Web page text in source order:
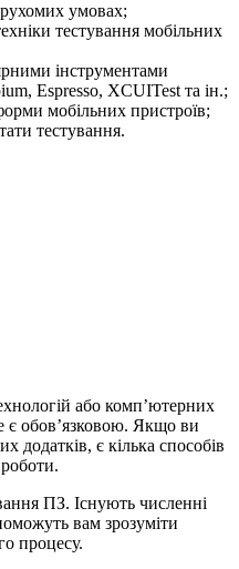
умовах;
тестування мобільних
інструментами
Espresso, XCUITest та ін.;
мобільних пристроїв;
тестування.
або комп’ютерних
є обов’язковою. Якщо ви
додатків, є кілька способів
ПЗ. Існують численні
вам зрозуміти
процесу.